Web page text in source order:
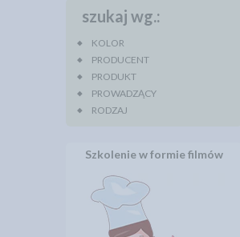
szukaj wg.:
KOLOR
PRODUCENT
PRODUKT
PROWADZĄCY
RODZAJ
Szkolenie w formie filmów